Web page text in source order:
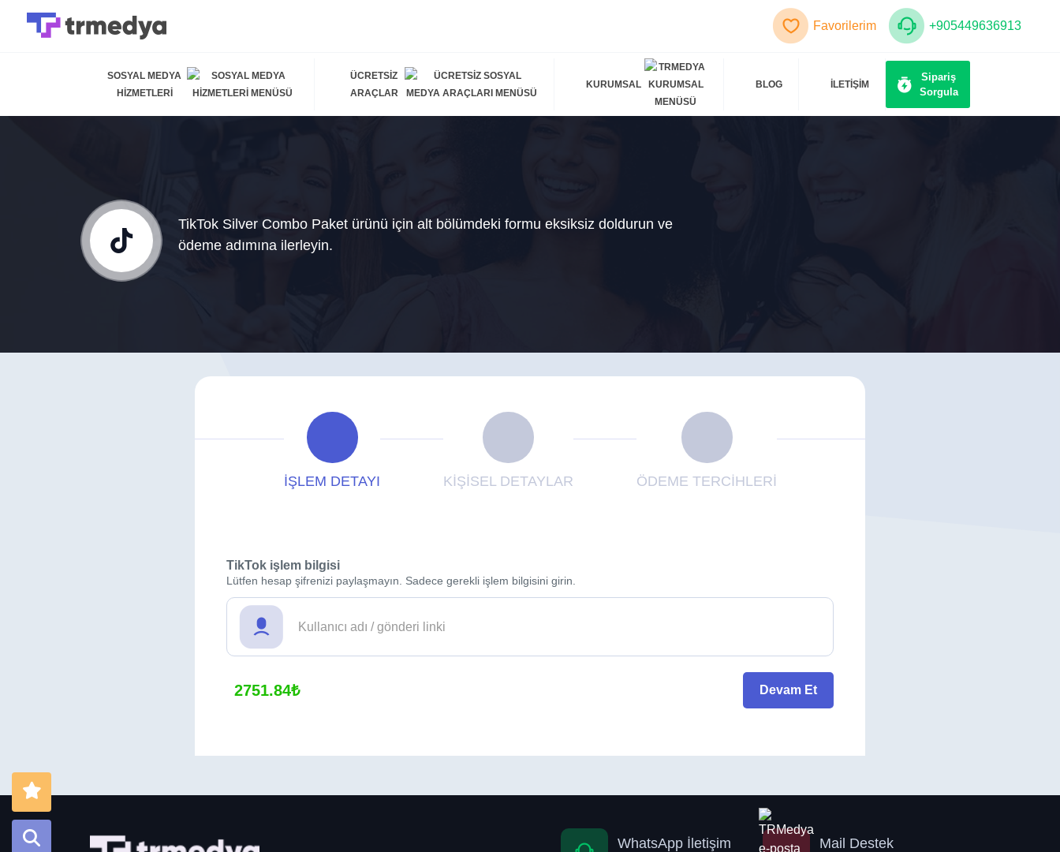
Favorilerim +905449636913
SOSYAL MEDYA
HIZMETLERI
ÜCRETSIZ
ARAÇLAR
KURUMSAL BLOG İLETİŞİM
Sipariş
Sorgula
TikTok Silver Combo Paket ürünü için alt bölümdeki formu eksiksiz doldurun ve
ödeme adımına ilerleyin.
İŞLEM DETAYI KİŞİSEL DETAYLAR ÖDEME TERCİHLERİ
TikTok işlem bilgisi
Lütfen hesap şifrenizi paylaşmayın. Sadece gerekli işlem bilgisini girin.
2751.84₺ Devam Et
WhatsApp İletişim
Mail Destek